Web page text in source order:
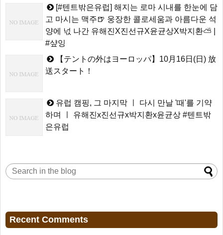
[#텐트밖은유럽] 해지는 로마 시내를 한눈에 담
고 마시는 맥주🍺 웅장한 콜로세움과 아름다운 석
양에 넋 나간 유해진X진선규X윤균상X박지환⛅ |
#샾잉
【テントの外はヨーロッパ】10月16日(日) 放
送スタート！
유럽 캠핑, 그 마지막 ㅣ 다시 만날 '때'를 기약
하며 ㅣ 유해진x진선규x박지환x윤균상 #텐트밖
은유럽
Recent Comments